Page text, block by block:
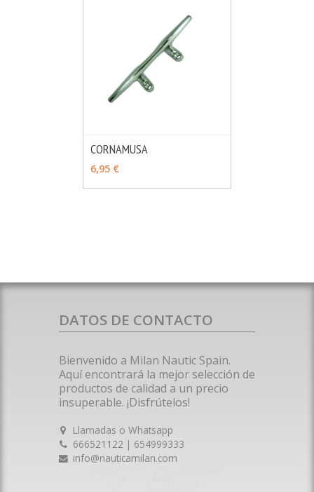
CORNAMUSA
6,95 €
DATOS DE CONTACTO
Bienvenido a Milan Nautic Spain.
Aquí encontrará la mejor selección de
productos de calidad a un precio
insuperable. ¡Disfrútelos!
Llamadas o Whatsapp
666521122 | 654999333
info@nauticamilan.com